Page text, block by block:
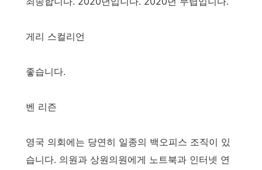
게리 스컬리언
좋습니다.
벤 리즌
영국 의회에는 당연히 일종의 백오피스 조직이 있
습니다. 의원과 상원의원에게 노트북과 인터넷 연